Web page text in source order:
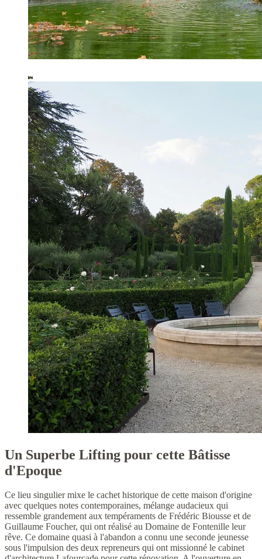
Un Superbe Lifting pour cette Bâtisse
d'Epoque
Ce lieu singulier mixe le cachet historique de cette maison d'origine
avec quelques notes contemporaines, mélange audacieux qui
ressemble grandement aux tempéraments de Frédéric Biousse et de
Guillaume Foucher, qui ont réalisé au Domaine de Fontenille leur
rêve. Ce domaine quasi à l'abandon a connu une seconde jeunesse
sous l'impulsion des deux repreneurs qui ont missionné le cabinet